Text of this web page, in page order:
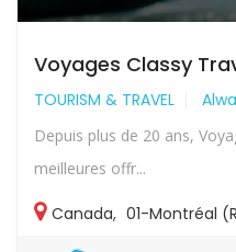
Voyages Classy
TOURISM & TRAVEL
Depuis plus de 20 ans,
meilleures offr...
Canada, 01-Montréal